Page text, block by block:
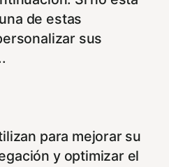
de estas
sus
para mejorar su
y optimizar el